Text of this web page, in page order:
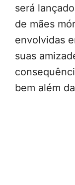
será
de mães
envolvidas
suas
bem além